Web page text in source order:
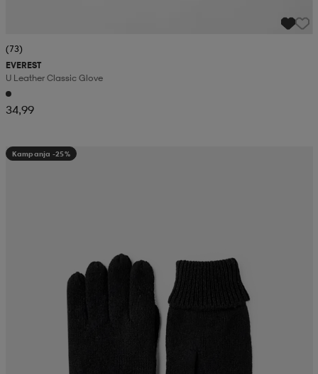
(73)
EVEREST
U Leather Classic Glove
34,99
Kampanja -25%